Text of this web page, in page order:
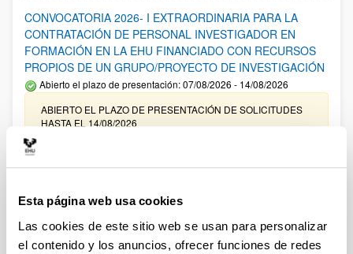
Esta página web usa cookies
Las cookies de este sitio web se usan para personalizar
el contenido y los anuncios, ofrecer funciones de redes
CONVOCATORIA 2026- I EXTRAORDINARIA PARA LA
CONTRATACIÓN DE PERSONAL INVESTIGADOR EN
FORMACIÓN EN LA EHU FINANCIADO CON RECURSOS
PROPIOS DE UN GRUPO/PROYECTO DE INVESTIGACIÓN
Abierto el plazo de presentación: 07/08/2026 - 14/08/2026
ABIERTO EL PLAZO DE PRESENTACIÓN DE SOLICITUDES
HASTA EL 14/08/2026
Ayudas para financiación de la adquisición y renovación de
UPV/EHU 2026
Trámite abierto
25/03/2026: Corrección de errores del listado provisional de
solicitudes admitidas y excluidas. 23/03/2026: Relación